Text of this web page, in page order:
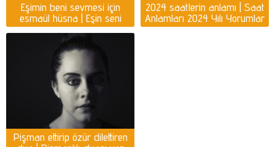
Eşimin beni sevmesi için
esmaül hüsna | Eşin seni
sevmesi için dua
2024 saatlerin anlamı | Saat
Anlamları 2024 Yılı Yorumlar
Pişman ettirip özür dilettiren